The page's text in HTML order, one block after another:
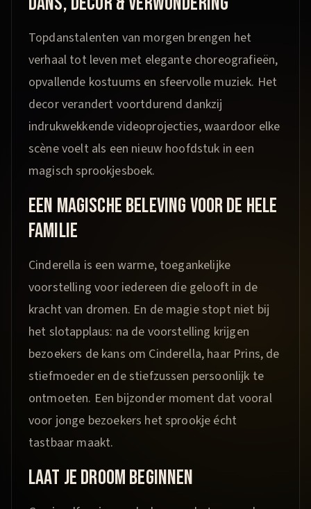
Topdanstalenten van morgen brengen het
verhaal tot leven met elegante choreografieën,
opvallende kostuums en sfeervolle muziek. Het
decor verandert voortdurend dankzij
indrukwekkende videoprojecties, waardoor elke
scène voelt als een nieuw hoofdstuk in een
magisch sprookjesboek.
EEN MAGISCHE BELEVING VOOR DE HELE
FAMILIE
Cinderella is een warme, toegankelijke
voorstelling voor iedereen die gelooft in de
kracht van dromen. En de magie stopt niet bij
het slotapplaus: na de voorstelling krijgen
bezoekers de kans om Cinderella, haar Prins, de
stiefmoeder en de stiefzussen persoonlijk te
ontmoeten. Een bijzonder moment dat vooral
voor jonge bezoekers het sprookje écht
tastbaar maakt.​
LAAT JE DROOM BEGINNEN